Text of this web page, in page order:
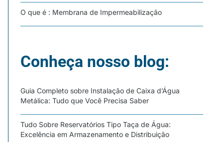
O que é : Membrana de Impermeabilização
Conheça nosso blog:
Guia Completo sobre Instalação de Caixa d’Água
Metálica: Tudo que Você Precisa Saber
Tudo Sobre Reservatórios Tipo Taça de Água:
Excelência em Armazenamento e Distribuição